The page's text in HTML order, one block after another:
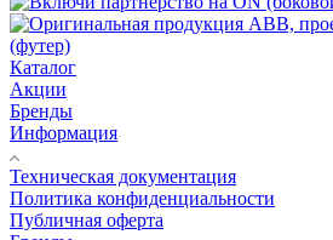
Каталог
Акции
Бренды
Информация
Техническая документация
Политика конфиденциальности
Публичная оферта